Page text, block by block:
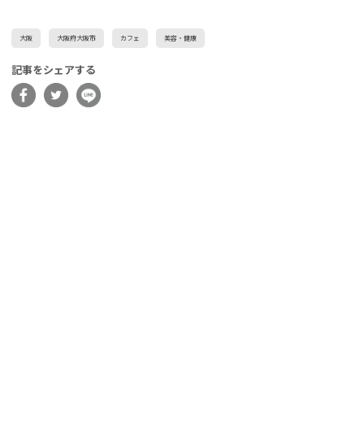
大阪 大阪府大阪市 カフェ 美容・健康
記事をシェアする